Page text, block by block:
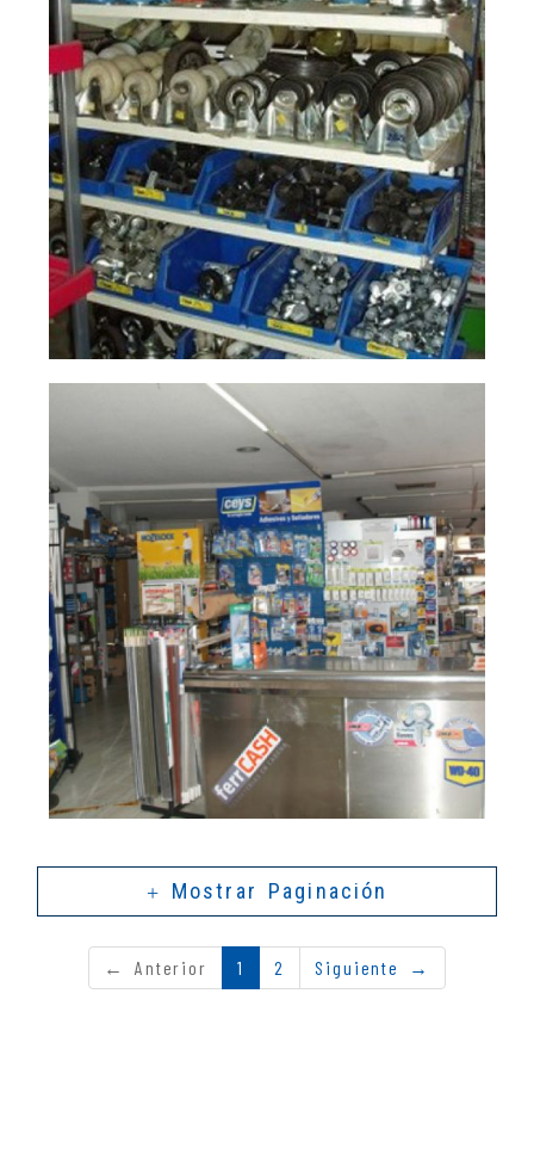
ferreterías
industriales Ciudad
Mostrar Paginación
← Anterior 1 2 Siguiente →